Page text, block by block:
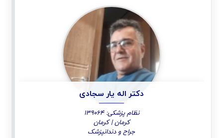
دکتر اله یار سجادی
نظام پزشکی: 139064
کرمان | کرمان
جراح و دندانپزشک